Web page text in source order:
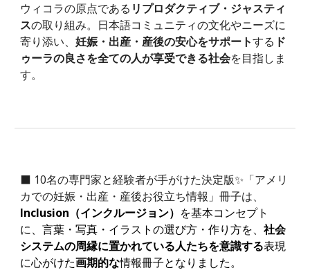
ウィコラの原点である リプロダクティブ・ジャスティ
スの取り組み。日本語コミュニティの文化やニーズに
寄り添い、妊娠・出産・産後の安心をサポートする ド
ゥーラの良さを全ての人が享受できる社会を目指しま
す。
⬛ 10名の専門家と経験者が手がけた決定版✨「アメリ
カでの妊娠・出産・産後お役立ち情報」冊子は、
Inclusion（インクルージョン） を基本コンセプト
に、言葉・写真・イラストの選び方・作り方を、社会
システムの周縁に置かれている人たちを意識する表現
に心がけた画期的な情報冊子となりました。